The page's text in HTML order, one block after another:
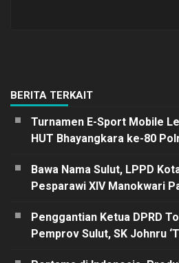
BERITA TERKAIT
Turnamen E-Sport Mobile
HUT Bhayangkara ke-80
Bawa Nama Sulut, LPPD
Pesparawi XIV Manokwari
Penggantian Ketua DPRD
Pemprov Sulut, SK Johnru